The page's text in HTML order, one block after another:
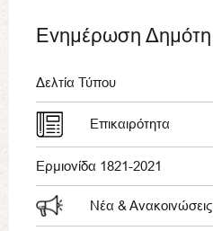
Ενημέρωση Δημότη
Δελτία Τύπου
Επικαιρότητα
Ερμιονίδα 1821-2021
Νέα & Ανακοινώσεις